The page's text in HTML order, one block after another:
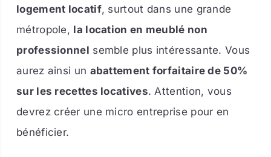
logement locatif, surtout dans une grande
métropole, la location en meublé non
professionnel semble plus intéressante. Vous
aurez ainsi un abattement forfaitaire de 50%
sur les recettes locatives. Attention, vous
devrez créer une micro entreprise pour en
bénéficier.